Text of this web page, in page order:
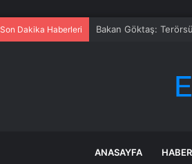
Son Dakika Haberleri Bakan Göktaş:
ANASAYFA HABER